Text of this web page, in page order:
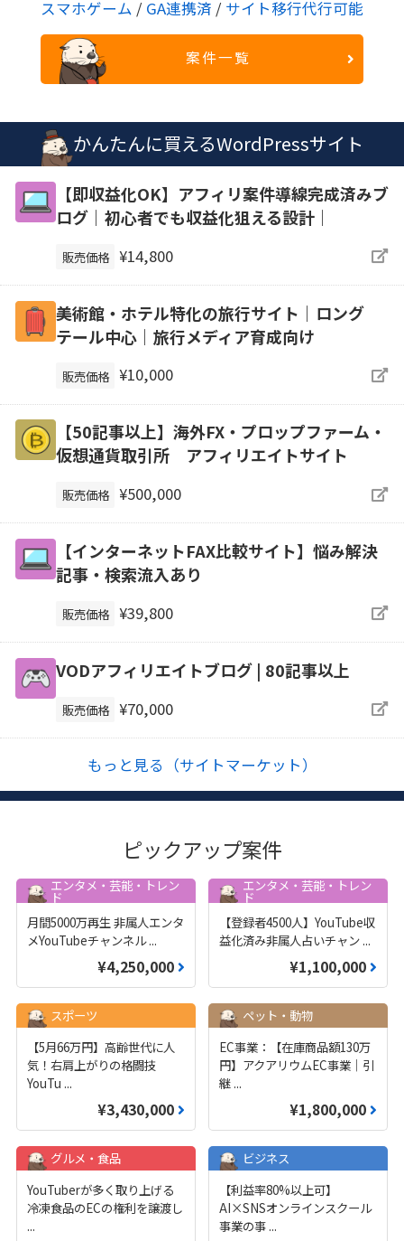
スマホゲーム / GA連携済 / サイト移行代行可能
案件一覧
かんたんに買えるWordPressサイト
【即収益化OK】アフィリ案件導線完成済みブ
ログ｜初心者でも収益化狙える設計｜
販売価格 ¥14,800
美術館・ホテル特化の旅行サイト｜ロング
テール中心｜旅行メディア育成向け
販売価格 ¥10,000
【50記事以上】海外FX・プロップファーム・
仮想通貨取引所 アフィリエイトサイト
販売価格 ¥500,000
【インターネットFAX比較サイト】悩み解決
記事・検索流入あり
販売価格 ¥39,800
VODアフィリエイトブログ | 80記事以上
販売価格 ¥70,000
もっと見る（サイトマーケット）
ピックアップ案件
エンタメ・芸能・トレン
ド
月間5000万再生 非属人エンタ
メYouTubeチャンネル...
¥4,250,000
エンタメ・芸能・トレン
ド
【登録者4500人】YouTube収
益化済み非属人占いチャン ...
¥1,100,000
スポーツ
【5月66万円】高齢世代に人
気！右肩上がりの格闘技
YouTu ...
¥3,430,000
ペット・動物
EC事業：【在庫商品額130万
円】アクアリウムEC事業｜引
継 ...
¥1,800,000
グルメ・食品
YouTuberが多く取り上げる
冷凍食品のECの権利を譲渡し
...
ビジネス
【利益率80%以上可】
AI×SNSオンラインスクール
事業の事 ...